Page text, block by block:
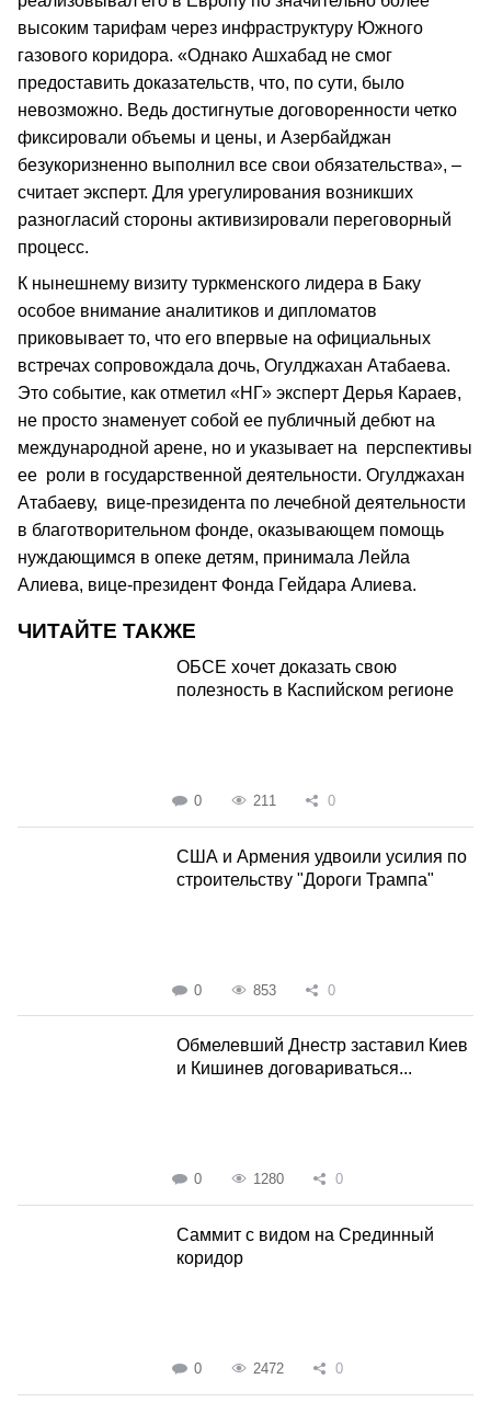
высоким тарифам через инфраструктуру Южного
газового коридора. «Однако Ашхабад не смог
предоставить доказательств, что, по сути, было
невозможно. Ведь достигнутые договоренности четко
фиксировали объемы и цены, и Азербайджан
безукоризненно выполнил все свои обязательства», –
считает эксперт. Для урегулирования возникших
разногласий стороны активизировали переговорный
процесс.
К нынешнему визиту туркменского лидера в Баку
особое внимание аналитиков и дипломатов
приковывает то, что его впервые на официальных
встречах сопровождала дочь, Огулджахан Атабаева.
Это событие, как отметил «НГ» эксперт Дерья Караев,
не просто знаменует собой ее публичный дебют на
международной арене, но и указывает на перспективы
ее роли в государственной деятельности. Огулджахан
Атабаеву, вице-президента по лечебной деятельности
в благотворительном фонде, оказывающем помощь
нуждающимся в опеке детям, принимала Лейла
Алиева, вице-президент Фонда Гейдара Алиева.
ЧИТАЙТЕ ТАКЖЕ
ОБСЕ хочет доказать свою
полезность в Каспийском регионе
0 211 0
США и Армения удвоили усилия по
строительству "Дороги Трампа"
0 853 0
Обмелевший Днестр заставил Киев
и Кишинев договариваться...
0 1280 0
Саммит с видом на Срединный
коридор
0 2472 0